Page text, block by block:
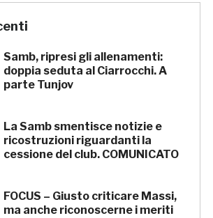
Samb, ripresi gli allenamenti:
doppia seduta al Ciarrocchi. A
parte Tunjov
La Samb smentisce notizie e
ricostruzioni riguardanti la
cessione del club. COMUNICATO
FOCUS – Giusto criticare Massi,
ma anche riconoscerne i meriti